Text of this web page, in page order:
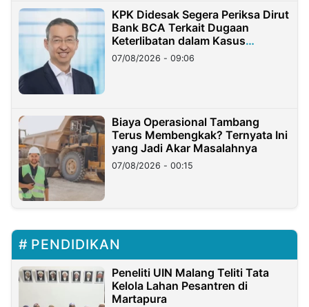
KPK Didesak Segera Periksa Dirut
Bank BCA Terkait Dugaan
Keterlibatan dalam Kasus
Hilangnya Dana Nasabah Rp2,58
Miliar
07/08/2026 - 09:06
Biaya Operasional Tambang
Terus Membengkak? Ternyata Ini
yang Jadi Akar Masalahnya
07/08/2026 - 00:15
PENDIDIKAN
Peneliti UIN Malang Teliti Tata
Kelola Lahan Pesantren di
Martapura